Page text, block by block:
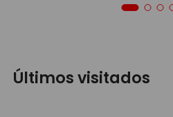
Últimos visitados